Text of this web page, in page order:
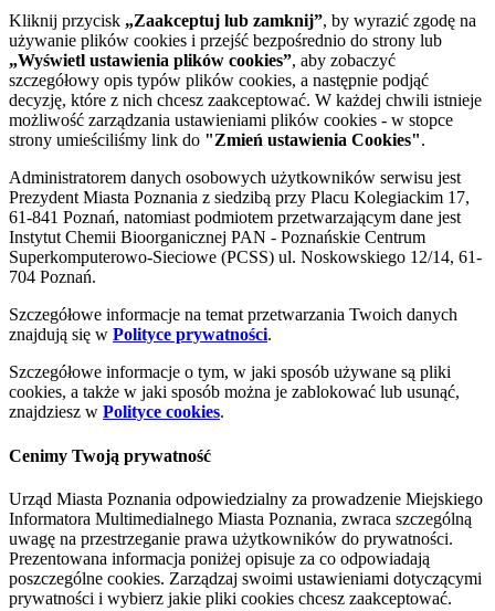
Kliknij przycisk „Zaakceptuj lub zamknij”, by wyrazić zgodę na
używanie plików cookies i przejść bezpośrednio do strony lub
„Wyświetl ustawienia plików cookies”, aby zobaczyć
szczegółowy opis typów plików cookies, a następnie podjąć
decyzję, które z nich chcesz zaakceptować. W każdej chwili istnieje
możliwość zarządzania ustawieniami plików cookies - w stopce
strony umieściliśmy link do "Zmień ustawienia Cookies".
Administratorem danych osobowych użytkowników serwisu jest
Prezydent Miasta Poznania z siedzibą przy Placu Kolegiackim 17,
61-841 Poznań, natomiast podmiotem przetwarzającym dane jest
Instytut Chemii Bioorganicznej PAN - Poznańskie Centrum
Superkomputerowo-Sieciowe (PCSS) ul. Noskowskiego 12/14, 61-
704 Poznań.
Szczegółowe informacje na temat przetwarzania Twoich danych
znajdują się w Polityce prywatności.
Szczegółowe informacje o tym, w jaki sposób używane są pliki
cookies, a także w jaki sposób można je zablokować lub usunąć,
znajdziesz w Polityce cookies.
Cenimy Twoją prywatność
Urząd Miasta Poznania odpowiedzialny za prowadzenie Miejskiego
Informatora Multimedialnego Miasta Poznania, zwraca szczególną
uwagę na przestrzeganie prawa użytkowników do prywatności.
Prezentowana informacja poniżej opisuje za co odpowiadają
poszczególne cookies. Zarządzaj swoimi ustawieniami dotyczącymi
prywatności i wybierz jakie pliki cookies chcesz zaakceptować.